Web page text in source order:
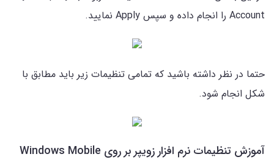
Account را انجام داده و سپس Apply نمایید.
حتما در نظر داشته باشید که تمامی تنظیمات زیر باید مطابق با
شکل انجام شود.
آموزش تنظیمات نرم افزار زویپر بر روی Windows Mobile